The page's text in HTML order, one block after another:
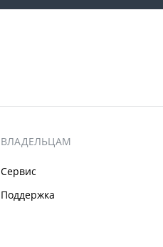
ВЛАДЕЛЬЦАМ
Сервис
Поддержка